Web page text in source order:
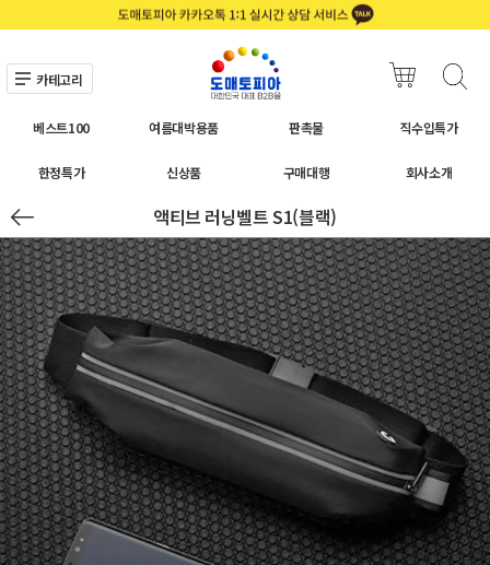
카테고리
베스트100 여름대박용품 판촉물 직수입특가
한정특가 신상품 구매대행 회사소개
액티브 러닝벨트 S1(블랙)